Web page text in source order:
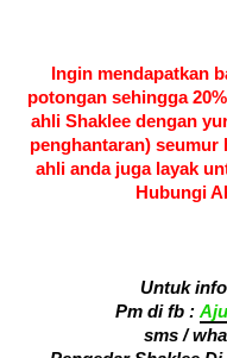
Ingin mendapatkan
potongan sehingga
ahli Shaklee dengan
penghantaran) seumur
ahli anda juga layak
Hubungi
Untuk
Pm di fb :
sms /